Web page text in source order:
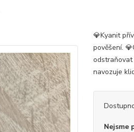
💎Kyanit
pověšení.
odstraňovat
navozuje
Nejsme